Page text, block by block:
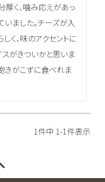
厚く、噛み応えがあっ
いました。チーズが入
く、味のアクセントに
スがきついかと思いま
きがこずに食べれま
1 件中 1-1 件表示